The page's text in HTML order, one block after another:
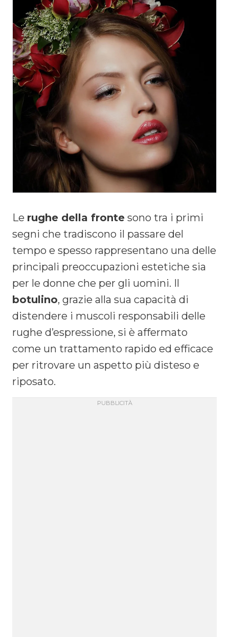
Le rughe della fronte sono tra i primi
segni che tradiscono il passare del
tempo e spesso rappresentano una delle
principali preoccupazioni estetiche sia
per le donne che per gli uomini. Il
botulino, grazie alla sua capacità di
distendere i muscoli responsabili delle
rughe d’espressione, si è affermato
come un trattamento rapido ed efficace
per ritrovare un aspetto più disteso e
riposato.